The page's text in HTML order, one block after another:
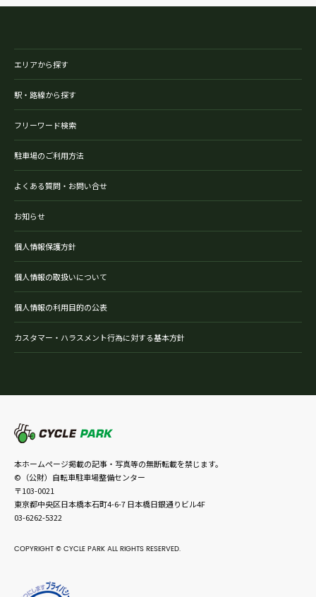
エリアから探す
駅・路線から探す
フリーワード検索
駐車場のご利用方法
よくある質問・お問い合せ
お知らせ
個人情報保護方針
個人情報の取扱いについて
個人情報の利用目的の公表
カスタマー・ハラスメント行為に対する基本方針
本ホームページ掲載の記事・写真等の無断転載を禁じます。
©（公財）自転車駐車場整備センター
〒103-0021
東京都中央区日本橋本石町4-6-7 日本橋日銀通りビル4F
03-6262-5322
COPYRIGHT © CYCLE PARK ALL RIGHTS RESERVED.